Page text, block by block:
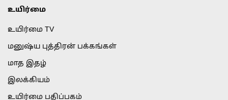
உயிர்மை
உயிர்மை TV
மனுஷ்ய புத்திரன் பக்கங்கள்
மாத இதழ்
இலக்கியம்
உயிர்மை பதிப்பகம்